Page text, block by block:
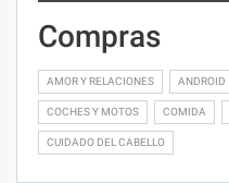
Compras
AMOR Y RELACIONES ANDROID
COCHES Y MOTOS COMIDA
CUIDADO DEL CABELLO